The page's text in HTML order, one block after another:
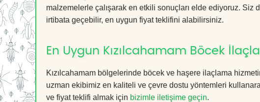
malzemelerle çalışarak en etkili sonuçları elde ediyoruz. Siz
irtibata geçebilir, en uygun fiyat teklifini alabilirsiniz.
En Uygun Kızılcahamam Böcek
Kızılcahamam bölgelerinde böcek ve haşere ilaçlama
uzman ekibimiz en kaliteli ve çevre dostu yöntemleri
ve fiyat teklifi almak için bizimle iletişime geçin.